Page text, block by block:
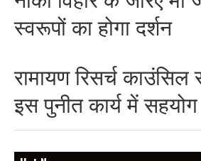
स्वरूपों का होगा दर्शन
रामायण रिसर्च
इस पुनीत कार्य में सहयोग
none
events-